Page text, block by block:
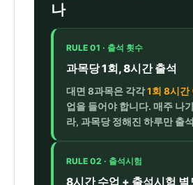
나
RULE 01 · 출석 횟수
과목당 1회, 8시간 출석
대면 8과목은 각각1회 8시간
업을 들어야 합니다. 매주 나
라, 과목당 정해진 하루만 출
RULE 02 · 출석시험
8시간 수업 + 출석시험 별